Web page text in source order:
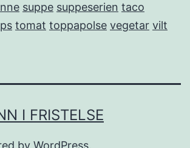
suppe suppeserien taco
tomat toppapolse vegetar vilt
I FRISTELSE
by WordPress